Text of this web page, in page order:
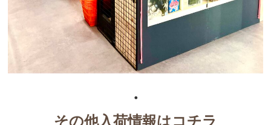
・
その他入荷情報はコチラ